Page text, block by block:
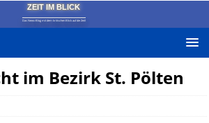
ZEIT IM BLICK
Das News-Blog mit dem kritischen Blick auf die Zeit!
im Bezirk St. Pölten